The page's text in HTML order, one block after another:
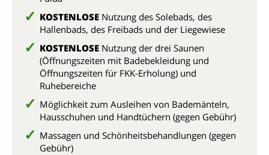
KOSTENLOSE Nutzung des Solebads, des
Hallenbads, des Freibads und der Liegewiese
KOSTENLOSE Nutzung der drei Saunen
(Öffnungszeiten mit Badebekleidung und
Öffnungszeiten für FKK-Erholung) und
Ruhebereiche
Möglichkeit zum Ausleihen von Bademänteln,
Hausschuhen und Handtüchern (gegen Gebühr)
Massagen und Schönheitsbehandlungen (gegen
Gebühr)